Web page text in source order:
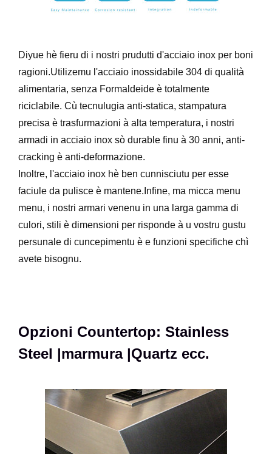
Diyue hè fieru di i nostri prudutti d'acciaio inox per boni
ragioni.Utilizemu l'acciaio inossidabile 304 di qualità
alimentaria, senza Formaldeide è totalmente
riciclabile. Cù tecnulugia anti-statica, stampatura
precisa è trasfurmazioni à alta temperatura, i nostri
armadi in acciaio inox sò durable finu à 30 anni, anti-
cracking è anti-deformazione.
Inoltre, l'acciaio inox hè ben cunnisciutu per esse
faciule da pulisce è mantene.Infine, ma micca menu
menu, i nostri armari venenu in una larga gamma di
culori, stili è dimensioni per risponde à u vostru gustu
persunale di cuncepimentu è e funzioni specifiche chì
avete bisognu.
Opzioni Countertop: Stainless
Steel |marmura |Quartz ecc.